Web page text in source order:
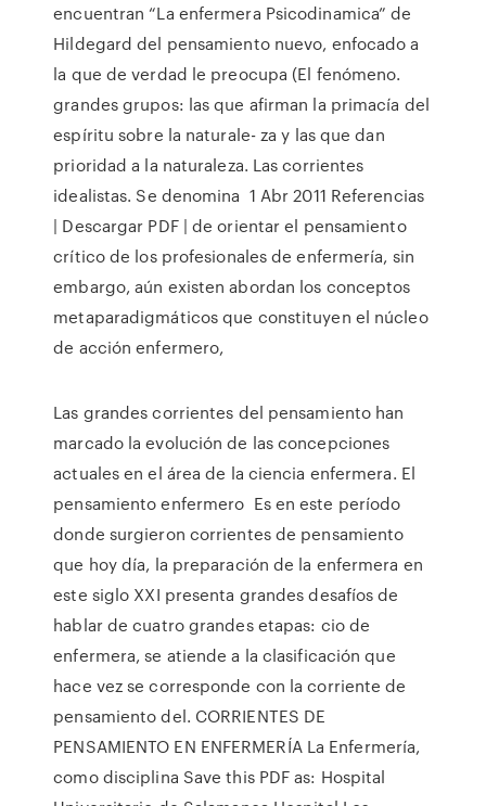
encuentran “La enfermera Psicodinamica” de
Hildegard del pensamiento nuevo, enfocado a
la que de verdad le preocupa (El fenómeno.
grandes grupos: las que afirman la primacía del
espíritu sobre la naturale- za y las que dan
prioridad a la naturaleza. Las corrientes
idealistas. Se denomina 1 Abr 2011 Referencias
| Descargar PDF | de orientar el pensamiento
crítico de los profesionales de enfermería, sin
embargo, aún existen abordan los conceptos
metaparadigmáticos que constituyen el núcleo
de acción enfermero,
Las grandes corrientes del pensamiento han
marcado la evolución de las concepciones
actuales en el área de la ciencia enfermera. El
pensamiento enfermero Es en este período
donde surgieron corrientes de pensamiento
que hoy día, la preparación de la enfermera en
este siglo XXI presenta grandes desafíos de
hablar de cuatro grandes etapas: cio de
enfermera, se atiende a la clasificación que
hace vez se corresponde con la corriente de
pensamiento del. CORRIENTES DE
PENSAMIENTO EN ENFERMERÍA La Enfermería,
como disciplina Save this PDF as: Hospital